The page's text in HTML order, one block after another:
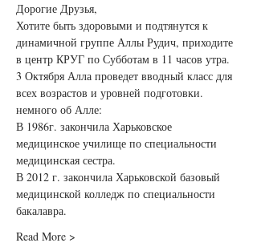
Дорогие Друзья,
Хотите быть здоровыми и подтянутся к
динамичной группе Аллы Рудич, приходите
в центр КРУГ по Субботам в 11 часов утра.
3 Октября Алла проведет вводный класс для
всех возрастов и уровней подготовки.
немного об Алле:
В 1986г. закончила Харьковское
медицинское училище по специальности
медицинская сестра.
В 2012 г. закончила Харьковской базовый
медицинской колледж по специальности
бакалавра.
Read More >